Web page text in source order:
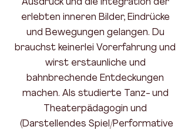
Ausdruck und die Integration der
erlebten inneren Bilder, Eindrücke
und Bewegungen gelangen. Du
brauchst keinerlei Vorerfahrung und
wirst erstaunliche und
bahnbrechende Entdeckungen
machen. Als studierte Tanz- und
Theaterpädagogin und
(Darstellendes Spiel/Performative